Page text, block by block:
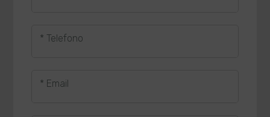
* Telefono
* Email